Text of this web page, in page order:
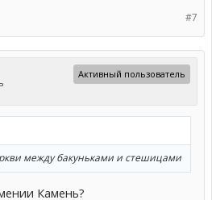
#7
Активный пользователь
между бакуньками и стешицами
Камень?